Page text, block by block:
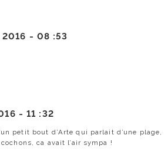
2016 - 08 :53
-11 :32
petit bout d’Arte qui parlait d’une plage,
ca avait l’air sympa !